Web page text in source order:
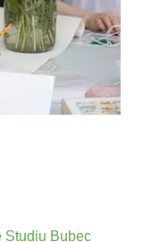
Studiu Bubec